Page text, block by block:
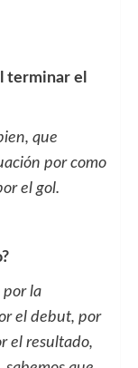
terminar el
que
por como
el gol.
por la
el debut, por
el resultado,